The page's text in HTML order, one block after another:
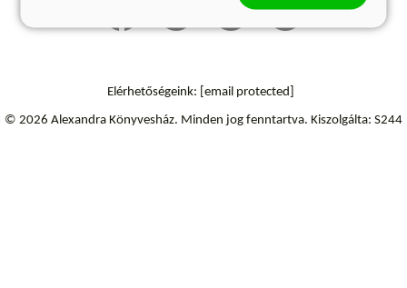
Elérhetőségeink: [email protected]
© 2026 Alexandra Könyvesház. Minden jog fenntartva. Kiszolgálta: S244